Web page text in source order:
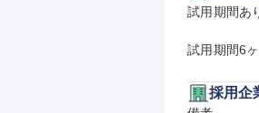
試用期間あ
試用期間6ヶ
採用企